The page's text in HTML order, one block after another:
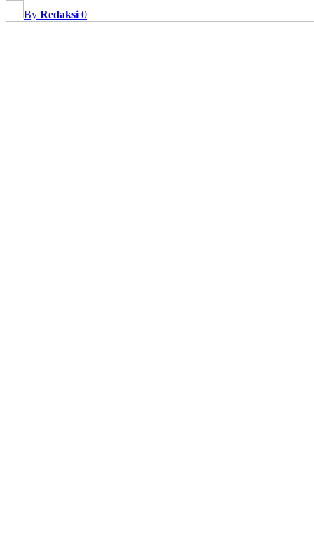
By Redaksi 0